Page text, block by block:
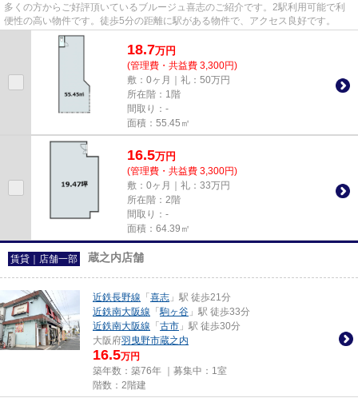
多くの方からご好評頂いているブルージュ喜志のご紹介です。2駅利用可能で利
便性の高い物件です。徒歩5分の距離に駅がある物件で、アクセス良好です。
18.7万円
(管理費・共益費 3,300円)
敷：0ヶ月｜礼：50万円
所在階：1階
間取り：-
面積：55.45㎡
16.5万円
(管理費・共益費 3,300円)
敷：0ヶ月｜礼：33万円
所在階：2階
間取り：-
面積：64.39㎡
賃貸｜店舗一部 蔵之内店舗
近鉄長野線 「 喜志 」駅 徒歩21分
近鉄南大阪線 「駒ヶ谷 」駅 徒歩33分
近鉄南大阪線 「 古市 」駅 徒歩30分
大阪府羽曳野市蔵之内
16.5万円
築年数：築76年 ｜募集中： 1室
階数：2階建